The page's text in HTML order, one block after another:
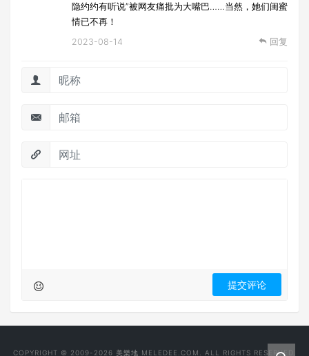
隐约约有听说”被网友痛批为大嘴巴……当然，她们闺蜜
情已不再！
2023-08-14 回复
COPYRIGHT © 2009-2026 美樂地 MELEDEE.COM. ALL RIGHTS RESERVED.